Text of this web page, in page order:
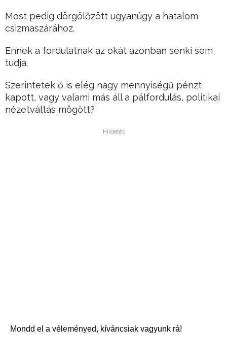
Most pedig dörgölőzött ugyanúgy a hatalom
csizmaszárához.
Ennek a fordulatnak az okát azonban senki sem
tudja.
Szerintetek ő is elég nagy mennyiségű pénzt
kapott, vagy valami más áll a pálfordulás, politikai
nézetváltás mögött?
Hirdetés
Mondd el a véleményed, kíváncsiak vagyunk rá!